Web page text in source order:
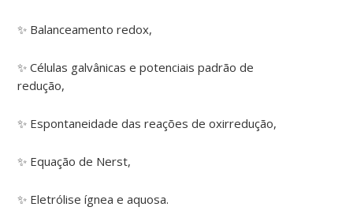
✨ Balanceamento redox,
✨ Células galvânicas e potenciais padrão de
redução,
✨ Espontaneidade das reações de oxirredução,
✨ Equação de Nerst,
✨ Eletrólise ígnea e aquosa.